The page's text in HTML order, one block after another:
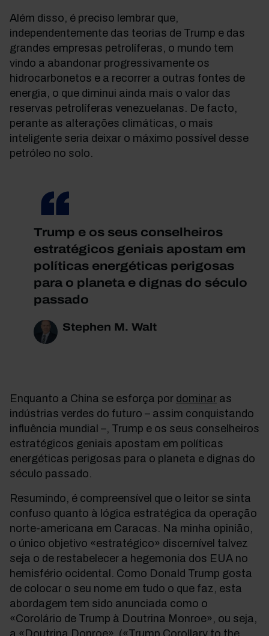
Além disso, é preciso lembrar que,
independentemente das teorias de Trump e das
grandes empresas petrolíferas, o mundo tem
vindo a abandonar progressivamente os
hidrocarbonetos e a recorrer a outras fontes de
energia, o que diminui ainda mais o valor das
reservas petrolíferas venezuelanas. De facto,
perante as alterações climáticas, o mais
inteligente seria deixar o máximo possível desse
petróleo no solo.
Trump e os seus conselheiros
estratégicos geniais apostam em
políticas energéticas perigosas
para o planeta e dignas do século
passado
Stephen M. Walt
Enquanto a China se esforça por dominar as
indústrias verdes do futuro – assim conquistando
influência mundial –, Trump e os seus conselheiros
estratégicos geniais apostam em políticas
energéticas perigosas para o planeta e dignas do
século passado.
Resumindo, é compreensível que o leitor se sinta
confuso quanto à lógica estratégica da operação
norte-americana em Caracas. Na minha opinião,
o único objetivo «estratégico» discernível talvez
seja o de restabelecer a hegemonia dos EUA no
hemisfério ocidental. Como Donald Trump gosta
de colocar o seu nome em tudo o que faz, esta
abordagem tem sido anunciada como o
«Corolário de Trump à Doutrina Monroe», ou seja,
a «Doutrina Donroe» («Trump Corollary to the